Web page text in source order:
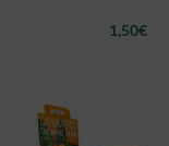
1,50€